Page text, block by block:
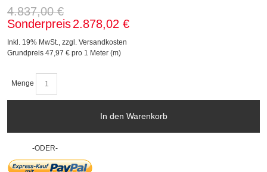
4.837,00 €
Sonderpreis2.878,02 €
Inkl. 19% MwSt., zzgl. Versandkosten
Grundpreis 47,97 € pro 1 Meter (m)
Menge
In den Warenkorb
-ODER-